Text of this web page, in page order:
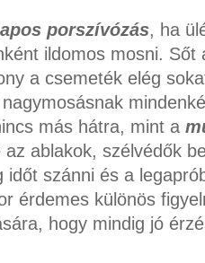
porszívózás, ha
ildomos mosni. Sőt
a csemeték elég
más hátra, mint a
az ablakok, szélvédők
időt szánni és a
érdemes különös
hogy mindig jó